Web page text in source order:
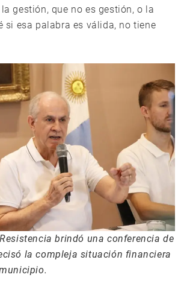
gestión, que no es gestión, o la
si esa palabra es válida, no tiene
brindó una conferencia de
la compleja situación financiera